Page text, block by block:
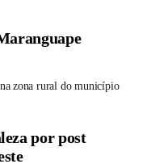
zona rural do município
por post